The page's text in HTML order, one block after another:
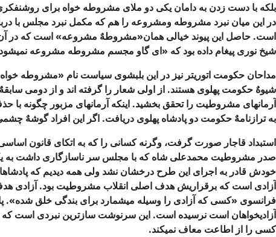
بلكه با دست زدن به دامان یكی دو ملای مشروطه خواه برای
در این میان نبرد مشروطه ومشروعه را هم كه مكمل نبرد مجلس با دربار
است. حاصل این پیوند خیالی همان«مشروطهٌ مشروعه» است كه در آن
شیخ نوری پیغام داده بود كه «ای گاو مجسم مشروطه مشروعه
مداحان حكومت اتوریتر نیز در این بلبشوی سیاست نام «مشروطه
شیوهٌ حكومت پهلوی هستند. از اولی شعار را گرفته اند و از دومی
آرمانهای مشروطیت را تحقق بخشید. اینكه آرمانهای مزبور چگونه با
به ترازنامهٌ حكومت دو پادشاه پهلوی دریافت. اگر این افراد گوشهٌ
استبداد قاجار صورت گرفت، وگرنه كسانی را كه به اتكای قانون
صدر مشروطیت محمدعلی شاه كه با مجلس سر ناسازگاری داشت به
خودش قادر به اجرای این طرح درخشان نشد ولی همه دیدیم كه
آزادی است كه برقراریش هدف اصلی انقلاب مشروطیت بود. آزادی
فرانسوی «كسی كه آزادی را وسیله میشمارد برای بندگی خلق شده».
آزادیخواهان است نرسیده است. این سرنوشت سازترین نبردی است كه
كسی را از اطاعت معاف نمیكند.